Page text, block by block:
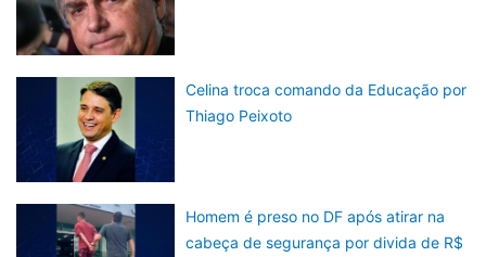
Celina troca comando da Educação por
Thiago Peixoto
Homem é preso no DF após atirar na
cabeça de segurança por divida de R$